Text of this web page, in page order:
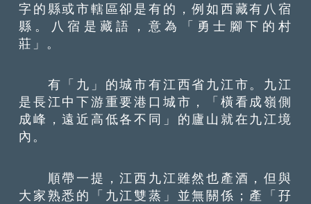
字的縣或市轄區卻是有的，例如西藏有八宿
縣。八宿是藏語，意為「勇士腳下的村
莊」。
有「九」的城市有江西省九江市。九江
是長江中下游重要港口城市，「橫看成嶺側
成峰，遠近高低各不同」的廬山就在九江境
內。
順帶一提，江西九江雖然也產酒，但與
大家熟悉的「九江雙蒸」並無關係；產「孖